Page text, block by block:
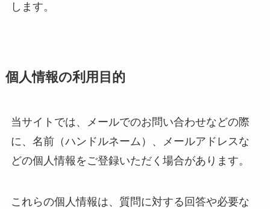
します。
個人情報の利用目的
当サイトでは、メールでのお問い合わせなどの際
に、名前（ハンドルネーム）、メールアドレスな
どの個人情報をご登録いただく場合があります。
これらの個人情報は、質問に対する回答や必要な